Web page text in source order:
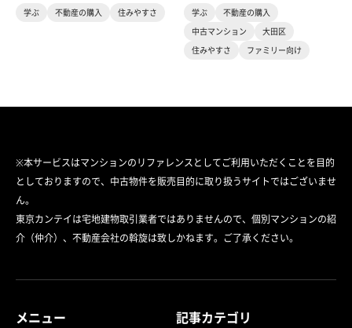
学ぶ 不動産の購入 住みやすさ 学ぶ
不動産の購入
中古マンション
大田区
住みやすさ
ファミリー向け
※本サービスはマンションのリファレンスとしてご利用いただくことを目的
としておりますので、中古物件を販売目的に取り扱うサイトではございませ
ん。
東京カンテイは宅地建物取引業者ではありませんので、個別マンションの紹
介（仲介）、不動産会社の斡旋は致しかねます。ご了承ください。
メニュー 記事カテゴリ